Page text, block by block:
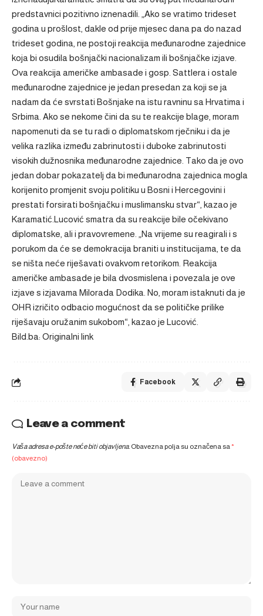
predstavnici pozitivno iznenadili. „Ako se vratimo trideset
godina u prošlost, dakle od prije mjesec dana pa do nazad
trideset godina, ne postoji reakcija međunarodne zajednice
koja bi osudila bošnjački nacionalizam ili bošnjačke izjave.
Ova reakcija američke ambasade i gosp. Sattlera i ostale
međunarodne zajednice je jedan presedan za koji se ja
nadam da će svrstati Bošnjake na istu ravninu sa Hrvatima i
Srbima. Ako se nekome čini da su te reakcije blage, moram
napomenuti da se tu radi o diplomatskom rječniku i da je
velika razlika između zabrinutosti i duboke zabrinutosti
visokih dužnosnika međunarodne zajednice. Tako da je ovo
jedan dobar pokazatelj da bi međunarodna zajednica mogla
korijenito promjenit svoju politiku u Bosni i Hercegovini i
prestati forsirati bošnjačku i muslimansku stvar“, kazao je
Karamatić.Lucović smatra da su reakcije bile očekivano
diplomatske, ali i pravovremene. „Na vrijeme su reagirali i s
porukom da će se demokracija braniti u institucijama, te da
se ništa neće riješavati ovakvom retorikom. Reakcija
američke ambasade je bila dvosmislena i povezala je ove
izjave s izjavama Milorada Dodika. No, moram istaknuti da je
OHR izričito odbacio mogućnost da se političke prilike
riješavaju oružanim sukobom“, kazao je Lucović.
Bild.ba: Originalni link
Facebook
Leave a comment
Vaša adresa e-pošte neće biti objavljena. Obavezna polja su označena sa*
(obavezno)